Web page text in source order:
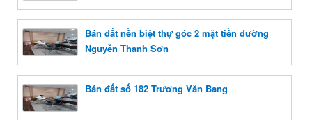
Bán đất nền biệt thự góc 2 mặt tiền đường
Nguyễn Thanh Sơn
Bán đất số 182 Trương Văn Bang